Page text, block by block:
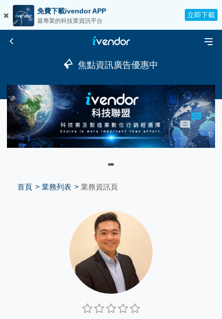
免費下載ivendor APP
最專業的科技業資訊平台
立即下載
焦點資訊廣告優惠中
首頁 業務列表 業務資訊頁